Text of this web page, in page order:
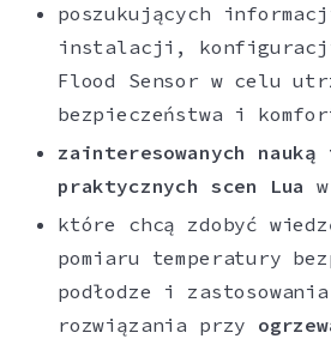
poszukujących
instalacji,
Flood Sensor w celu
bezpieczeństwa i
zainteresowanych nauką
praktycznych scen Lua
które chcą zdobyć
pomiaru temperatury
podłodze i
rozwiązania przy